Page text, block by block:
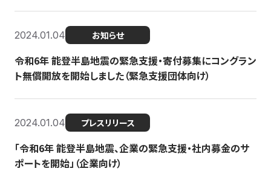
2024.01.04 お知らせ
令和6年 能登半島地震の緊急支援・寄付募集にコングラン
ト無償開放を開始しました（緊急支援団体向け）
2024.01.04 プレスリリース
「令和6年 能登半島地震、企業の緊急支援・社内募金のサ
ポートを開始」（企業向け）